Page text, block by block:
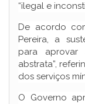
“ilegal e
De acordo
Pereira, a
para aprovar
abstrata”,
dos serviços
O Governo